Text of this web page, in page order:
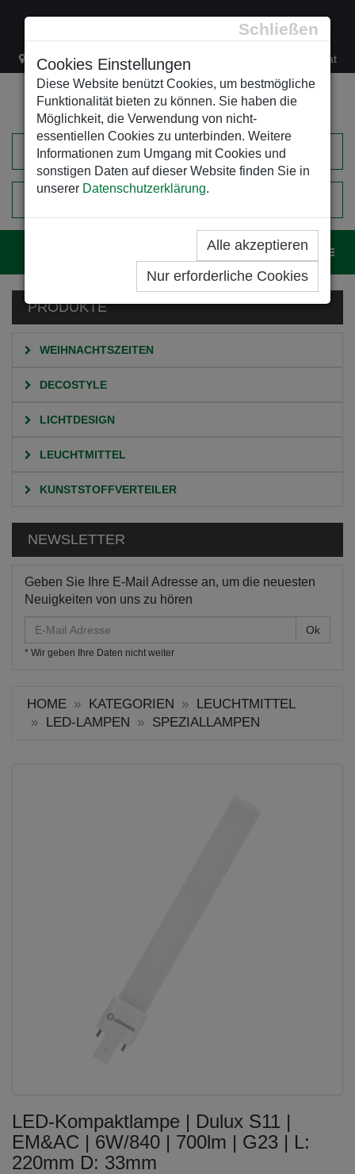
Schließen
Cookies Einstellungen
Diese Website benützt Cookies, um bestmögliche
Funktionalität bieten zu können. Sie haben die
Möglichkeit, die Verwendung von nicht-
essentiellen Cookies zu unterbinden. Weitere
Informationen zum Umgang mit Cookies und
sonstigen Daten auf dieser Website finden Sie in
unserer Datenschutzerklärung.
Alle akzeptieren
Nur erforderliche Cookies
Lacknergasse 78 +43/1/470 37 00 office@leso.at
EINKAUFSWAGEN
PRODUKTE
WEIHNACHTSZEITEN
DECOSTYLE
LICHTDESIGN
LEUCHTMITTEL
KUNSTSTOFFVERTEILER
NEWSLETTER
Geben Sie Ihre E-Mail Adresse an, um die neuesten
Neuigkeiten von uns zu hören
Mail
Adresse
* Wir geben Ihre Daten nicht weiter
HOME KATEGORIEN
LEUCHTMITTEL
LED-LAMPEN
SPEZIALLAMPEN
LED-Kompaktlampe | Dulux S11 |
EM&AC | 6W/840 | 700lm | G23 | L:
220mm D: 33mm